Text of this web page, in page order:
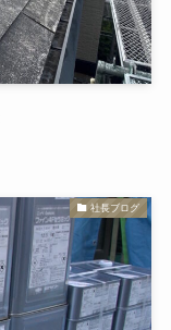
社長ブログ